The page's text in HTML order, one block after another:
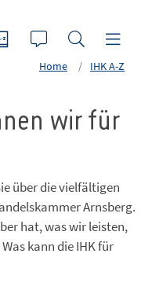
Home IHK A-Z
wir für
über die vielfältigen
Arnsberg.
hat, was wir leisten,
kann die IHK für